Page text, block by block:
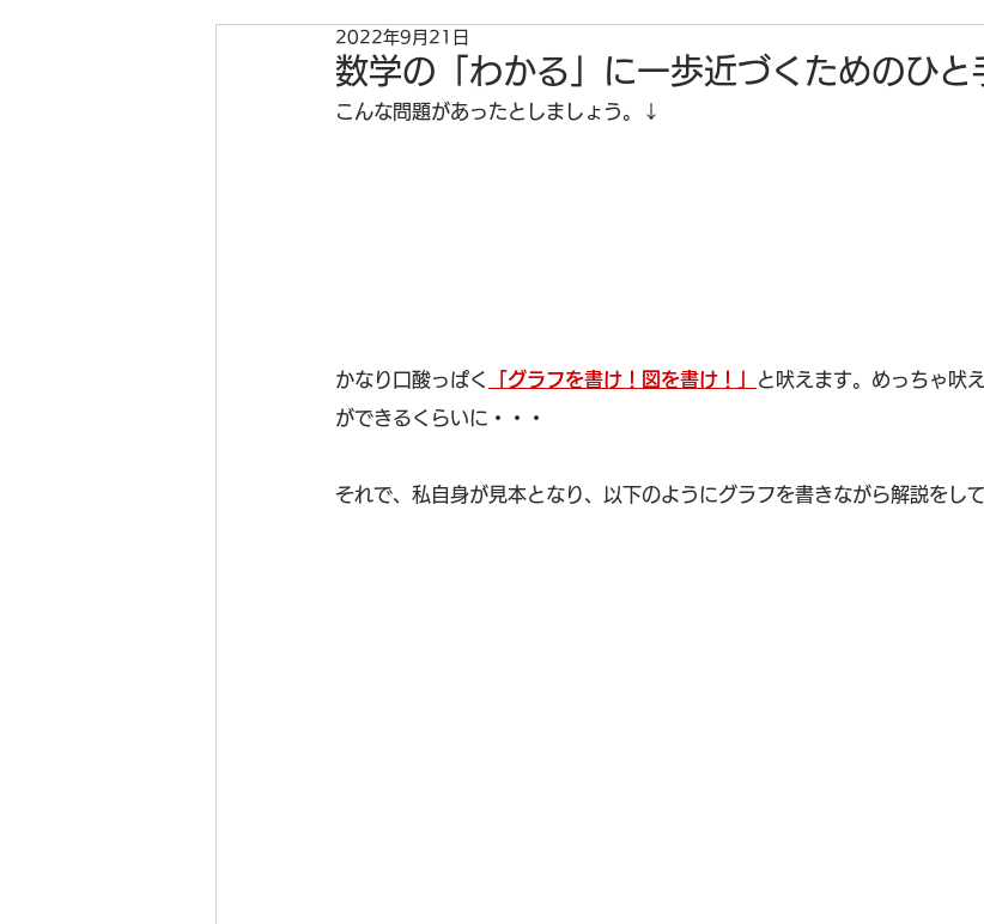
数学の「わかる」に一歩近づくためのひと
2022年9月21日
こんな問題があったとしましょう。↓
かなり口酸っぱく
「グラフを書け！図を書け！」
と吠えます。めっちゃ吠
ができるくらいに・・・
それで、私自身が見本となり、以下のようにグラフを書きながら解説をして